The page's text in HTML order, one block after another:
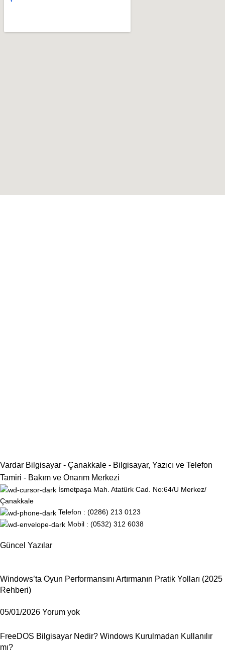
Vardar Bilgisayar - Çanakkale - Bilgisayar, Yazıcı ve Telefon
Tamiri - Bakım ve Onarım Merkezi
İsmetpaşa Mah. Atatürk Cad. No:64/U Merkez/
Çanakkale
Telefon : (0286) 213 0123
Mobil : (0532) 312 6038
Güncel Yazılar
Windows’ta Oyun Performansını Artırmanın Pratik Yolları (2025
Rehberi)
05/01/2026 Yorum yok
FreeDOS Bilgisayar Nedir? Windows Kurulmadan Kullanılır
mı?